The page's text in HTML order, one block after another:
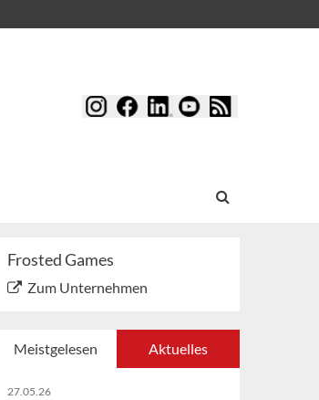
Frosted Games
Zum Unternehmen
Meistgelesen Aktuelles
27.05.26